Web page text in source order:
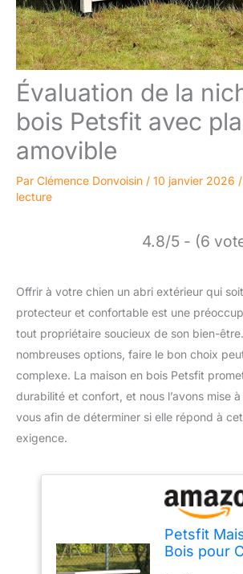
Évaluation de la
bois Petsfit avec
amovible
Par Clémence Donvoisin / 10 janvier 2026 /
lecture
4.8/5 - (6
Offrir à votre chien un abri extérieur qui
protecteur et confortable est une
tout propriétaire soucieux de son bien-
nombreuses options, faire le bon choix
complexe. La maison en bois Petsfit
durabilité et confort, et nous l’avons mise à
vous afin de déterminer si elle répond à
exigence.
Petsfit
Bois pour